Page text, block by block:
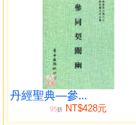
丹經聖典—參...
95折 NT$428元